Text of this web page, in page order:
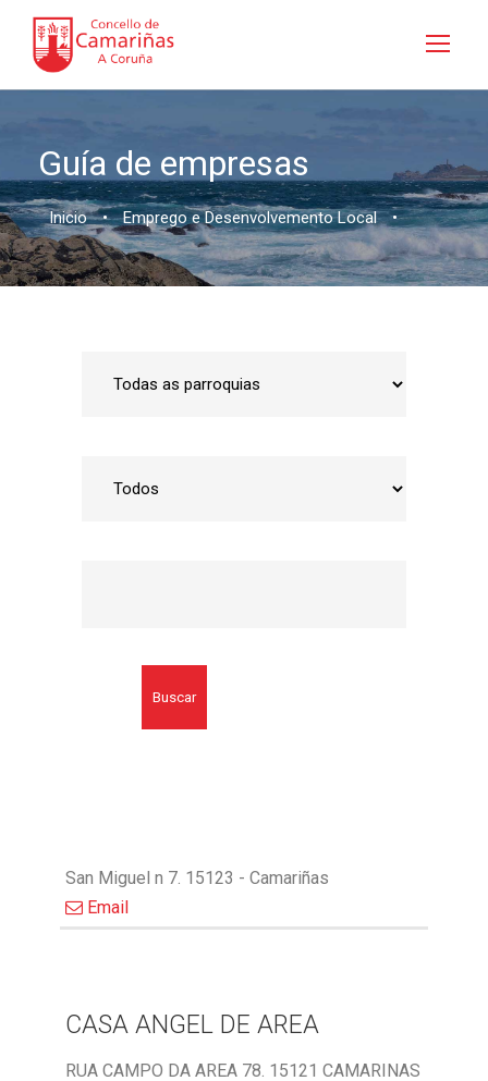
Guía de empresas
Inicio • Emprego e Desenvolvemento Local •
Buscar
San Miguel n 7. 15123 - Camariñas
Email
CASA ANGEL DE AREA
RUA CAMPO DA AREA 78. 15121 CAMARINAS